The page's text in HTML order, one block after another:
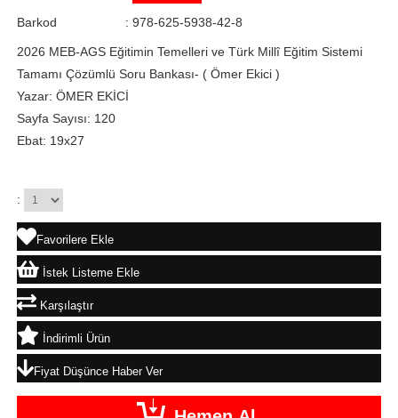
Barkod : 978-625-5938-42-8
2026 MEB-AGS Eğitimin Temelleri ve Türk Millî Eğitim Sistemi
Tamamı Çözümlü Soru Bankası- ( Ömer Ekici )
Yazar: ÖMER EKİCİ
Sayfa Sayısı: 120
Ebat: 19x27
:
Favorilere Ekle
İstek Listeme Ekle
Karşılaştır
İndirimli Ürün
Fiyat Düşünce Haber Ver